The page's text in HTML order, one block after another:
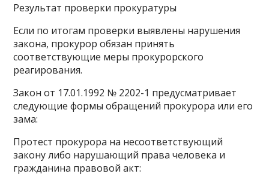
Результат проверки прокуратуры
Если по итогам проверки выявлены нарушения
закона, прокурор обязан принять
соответствующие меры прокурорского
реагирования.
Закон от 17.01.1992 № 2202-1 предусматривает
следующие формы обращений прокурора или его
зама:
Протест прокурора на несоответствующий
закону либо нарушающий права человека и
гражданина правовой акт: